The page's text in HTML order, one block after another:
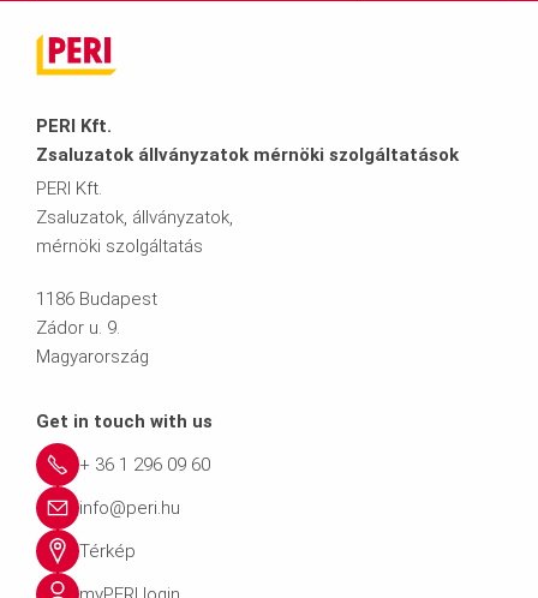
PERI Kft.
Zsaluzatok állványzatok mérnöki szolgáltatások
PERI Kft.
Zsaluzatok, állványzatok,
mérnöki szolgáltatás
1186 Budapest
Zádor u. 9.
Magyarország
Get in touch with us
+ 36 1 296 09 60
info@peri.hu
Térkép